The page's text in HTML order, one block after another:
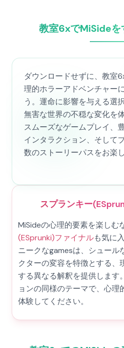
教室6xでMiSideを
ダウンロードせずに、教室
理的ホラーアドベンチャー
う。運命に影響を与える選
無害な世界の不穏な変化を
スムーズなゲームプレイ、
インタラクション、そして
数のストーリーパスをお楽
スプランキー
MiSideの心理的要素を楽しむ
(ESprunki)ファイナルも気に
ニークなgamesは、シュール
クターの変容を特徴とする、
する異なる解釈を提供します
ョンの同様のテーマで、心理
体験してください。